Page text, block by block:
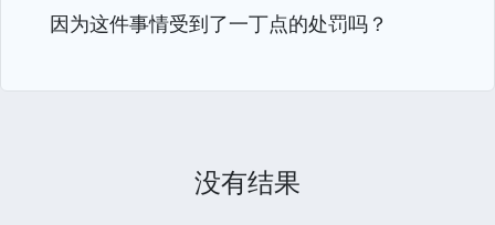
因为这件事情受到了一丁点的处罚吗？
没有结果